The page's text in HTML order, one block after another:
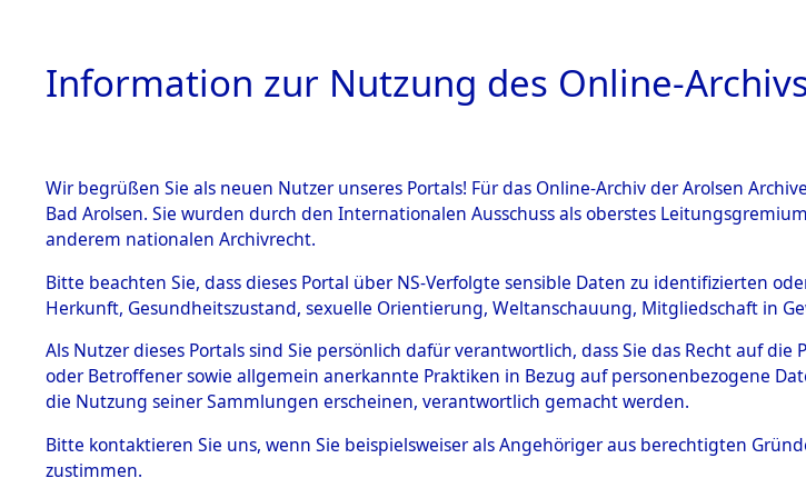
HOME BESTANDSBESCHREIBUNG ARCHIVALE
BESTÄNDE
Inhaftierungsdoku
mente
5. Verschiedenes
Todesmärsche
5.3.1 Alliierte
Ermittlungen zu den Orten
(84600132)→0026
0026
Information zur Nutzung des Online-
Wir begrüßen Sie als neuen Nutzer unseres Portals! Für das Online-Archiv der Arolsen
Bad Arolsen. Sie wurden durch den Internationalen Ausschuss als oberstes
anderem nationalen Archivrecht.
Bitte beachten Sie, dass dieses Portal über NS-Verfolgte sensible Daten zu identifizierten
Herkunft, Gesundheitszustand, sexuelle Orientierung, Weltanschauung, Mitgliedschaft in
Als Nutzer dieses Portals sind Sie persönlich dafür verantwortlich, dass Sie das Recht auf
oder Betroffener sowie allgemein anerkannte Praktiken in Bezug auf personenbezogene
die Nutzung seiner Sammlungen erscheinen, verantwortlich gemacht werden.
Bitte kontaktieren Sie uns, wenn Sie beispielsweiser als Angehöriger aus berechtigten
zustimmen.